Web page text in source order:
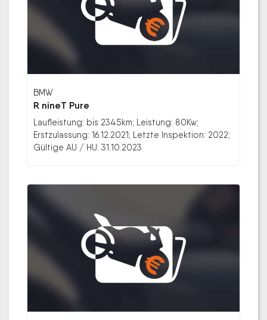
BMW
R nineT Pure
Laufleistung: bis 2345km; Leistung: 80Kw;
Erstzulassung: 16.12.2021; Letzte Inspektion: 2022;
Gültige AU / HU: 31.10.2023